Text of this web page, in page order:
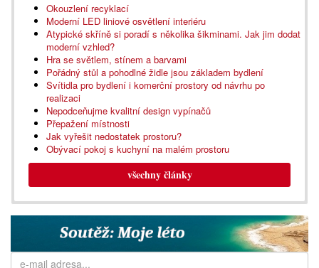
Okouzlení recyklací
Moderní LED liniové osvětlení interiéru
Atypické skříně si poradí s několika šikminami. Jak jim dodat
moderní vzhled?
Hra se světlem, stínem a barvami
Pořádný stůl a pohodlné židle jsou základem bydlení
Svítidla pro bydlení i komerční prostory od návrhu po
realizaci
Nepodceňujme kvalitní design vypínačů
Přepažení místnosti
Jak vyřešit nedostatek prostoru?
Obývací pokoj s kuchyní na malém prostoru
všechny články